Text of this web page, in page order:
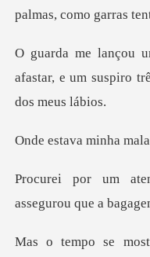
pal
afastar, e um suspiro
ava minh
assegurou que a bag